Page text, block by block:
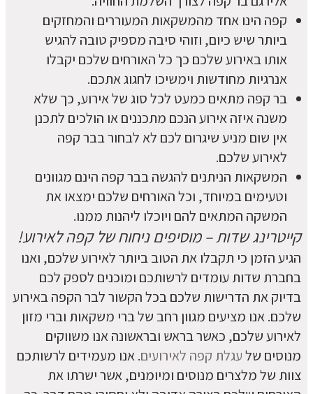
קפה הינו אחד מהמשקאות המעוררים והמחזקים
ביותר שיש כיום, וזוהי סיבה מספיק טובה להגיש
אותו באירוע שלכם כך כל האורחים שלכם יקבלו
אנרגיות מחודשות וימשיכו לחגוג אתכם.
בר קפה מתאים כמעט לכל סוג של אירוע, כך שלא
משנה איזה אירוע הנכם מתכננים או הולכים לתכנן
אין שום מניע שיגרום לכם לא לבחור בבר קפה
לאירוע שלכם.
המשקאות הניתנים להגשה בבר קפה הינם מגוונים
וטעימים במיוחד, וכל האורחים שלכם ימצאו את
המשקה המתאים להם ויוכלו ליהנות ממנו.
קייטרינג שדות – מוסיפים ניחוח של קפה לאירוע!
הגיע הזמן כי תקבלו את הטוב ביותר לאירוע שלכם, ואנו
בחברת שדות עומדים לרשותכם ומוכנים לספק לכם
בדיוק את הדרישות שלכם בכל הקשור לבר הקפה באירוע
שלכם. אנו מציעים מגוון רחב של ברי משקאות וברי מזון
לאירוע שלכם, כאשר בראש ובראשונה אנו משווקים
מנוסים שלעגלת קפה לאירועים. אנו מעמידים לרשותכם
צוות של מלצרים מנוסים ומיומנים, אשר ישרתו את